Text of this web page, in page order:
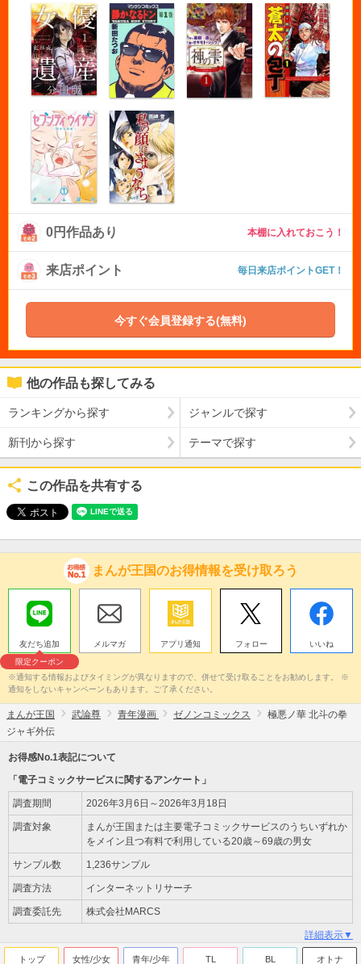
0円作品あり 本棚に入れておこう！
来店ポイント 毎日来店ポイントGET！
今すぐ会員登録する(無料)
他の作品も探してみる
ランキングから探す ジャンルで探す
新刊から探す テーマで探す
この作品を共有する
まんが王国のお得情報を受け取ろう
友だち追加
限定クーポン
メルマガ アプリ通知 フォロー いいね
※通知する情報およびタイミングが異なりますので、併せて受け取ることをお勧めします。 ※
通知をしないキャンペーンもあります。ご了承ください。
まんが王国 武論尊 青年漫画 ゼノンコミックス
極悪ノ華 北斗の拳
ジャギ外伝
お得感No.1表記について
「電子コミックサービスに関するアンケート」
調査期間 2026年3月6日～2026年3月18日
調査対象
まんが王国または主要電子コミックサービスのうちいずれか
をメイン且つ有料で利用している20歳～69歳の男女
サンプル数 1,236サンプル
調査方法 インターネットリサーチ
調査委託先 株式会社MARCS
詳細表示▼
トップ 女性/少女 青年/少年 TL BL オトナ